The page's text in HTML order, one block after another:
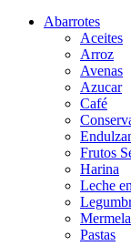
Abarrotes
Aceites
Arroz
Avenas
Azucar
Café
Frutos
Harina
Leche
Pastas